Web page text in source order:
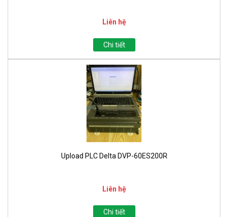
Liên hệ
Chi tiết
Upload PLC Delta DVP-60ES200R
Liên hệ
Chi tiết